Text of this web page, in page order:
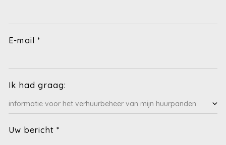
E-mail *
Ik had graag:
Uw bericht *